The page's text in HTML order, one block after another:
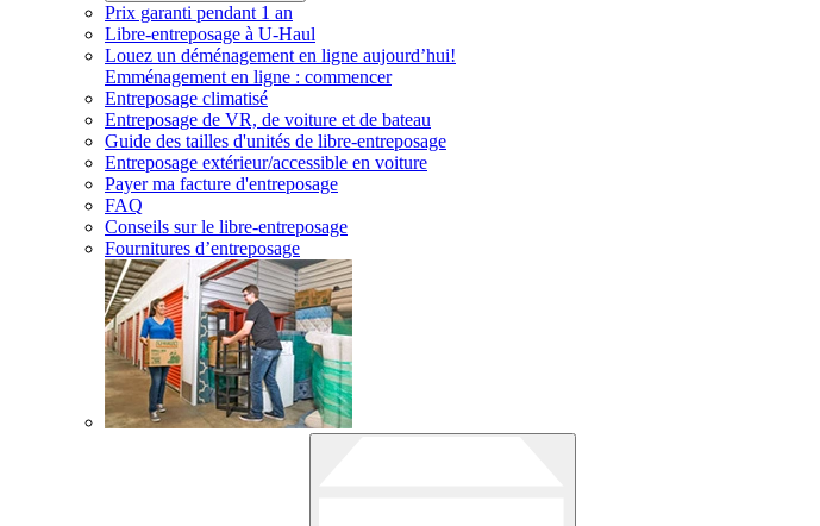
Prix garanti pendant 1 an
Libre-entreposage à U-Haul
Louez un déménagement en ligne aujourd’hui!
Emménagement en ligne : commencer
Entreposage climatisé
Entreposage de VR, de voiture et de bateau
Guide des tailles d'unités de libre-entreposage
Entreposage extérieur/accessible en voiture
Payer ma facture d'entreposage
FAQ
Conseils sur le libre-entreposage
Fournitures d’entreposage